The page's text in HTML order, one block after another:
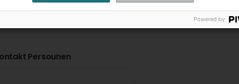
Persounen
Powered by